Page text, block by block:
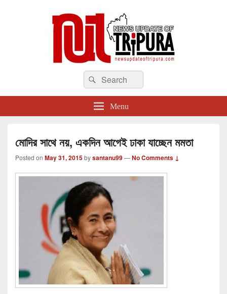
newsupdateoftripura.com
The one & only exceptional Bengali Version online news & infotainment portal
in Tripura.
Search
for:
Search
Menu
মোদির সাথে নয়, একদিন আগেই ঢাকা যাচ্ছেন মমতা
Posted on May 31, 2015bysantanu99—No Comments ↓